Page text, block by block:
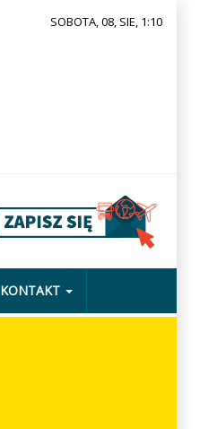
SOBOTA, 08, SIE, 1:10
KONTAKT